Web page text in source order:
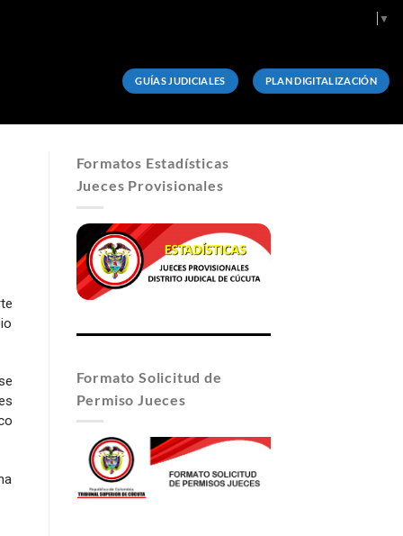
▼
GUÍAS JUDICIALES PLAN DIGITALIZACIÓN
Formatos Estadísticas
Jueces Provisionales
Formato Solicitud de
Permiso Jueces